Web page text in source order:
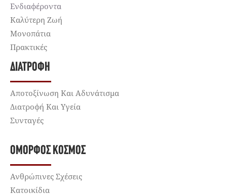
Ενδιαφέροντα
Καλύτερη Ζωή
Μονοπάτια
Πρακτικές
ΔΙΑΤΡΟΦΉ
Αποτοξίνωση Και Αδυνάτισμα
Διατροφή Και Υγεία
Συνταγές
ΌΜΟΡΦΟΣ ΚΌΣΜΟΣ
Ανθρώπινες Σχέσεις
Κατοικίδια